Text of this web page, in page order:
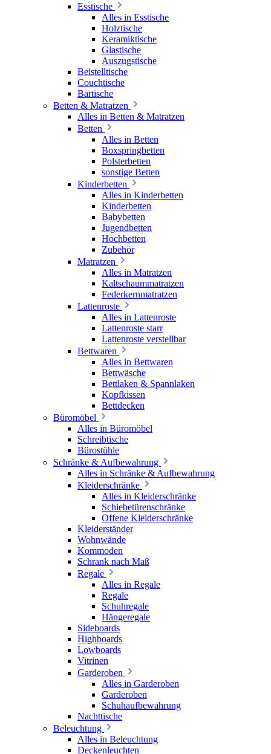
Esstische
Alles in Esstische
Holztische
Keramiktische
Glastische
Auszugstische
Beistelltische
Couchtische
Bartische
Betten & Matratzen
Alles in Betten & Matratzen
Betten
Alles in Betten
Boxspringbetten
Polsterbetten
sonstige Betten
Kinderbetten
Alles in Kinderbetten
Kinderbetten
Babybetten
Jugendbetten
Hochbetten
Zubehör
Matratzen
Alles in Matratzen
Kaltschaummatratzen
Federkernmatratzen
Lattenroste
Alles in Lattenroste
Lattenroste starr
Lattenroste verstellbar
Bettwaren
Alles in Bettwaren
Bettwäsche
Bettlaken & Spannlaken
Kopfkissen
Bettdecken
Büromöbel
Alles in Büromöbel
Schreibtische
Bürostühle
Schränke & Aufbewahrung
Alles in Schränke & Aufbewahrung
Kleiderschränke
Alles in Kleiderschränke
Schiebetürenschränke
Offene Kleiderschränke
Kleiderständer
Wohnwände
Kommoden
Schrank nach Maß
Regale
Alles in Regale
Regale
Schuhregale
Hängeregale
Sideboards
Highboards
Lowboards
Vitrinen
Garderoben
Alles in Garderoben
Garderoben
Schuhaufbewahrung
Nachttische
Beleuchtung
Alles in Beleuchtung
Deckenleuchten